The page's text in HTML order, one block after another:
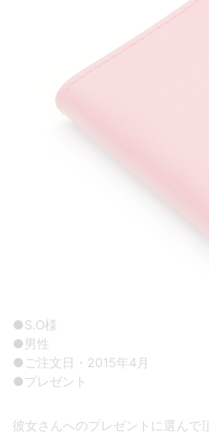
●S.O様
●男性
●ご注文日・2015年4月
●プレゼント
彼女さんへのプレゼントに選んで